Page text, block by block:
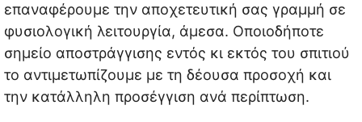
επαναφέρουμε την αποχετευτική σας γραμμή σε
φυσιολογική λειτουργία, άμεσα. Οποιοδήποτε
σημείο αποστράγγισης εντός κι εκτός του σπιτιού
το αντιμετωπίζουμε με τη δέουσα προσοχή και
την κατάλληλη προσέγγιση ανά περίπτωση.